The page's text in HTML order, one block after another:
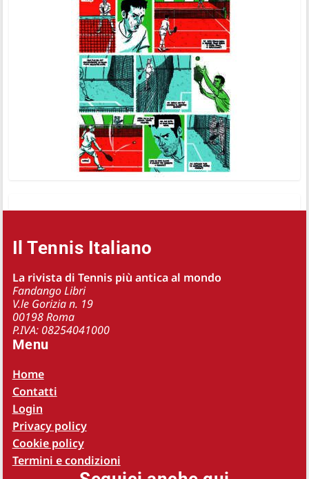
Il Tennis Italiano
La rivista di Tennis più antica al mondo
Fandango Libri
V.le Gorizia n. 19
00198 Roma
P.IVA: 08254041000
Menu
Home
Contatti
Login
Privacy policy
Cookie policy
Termini e condizioni